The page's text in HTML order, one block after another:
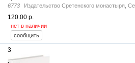
Издательство Сретенского монастыря
6773
120.00 р.
нет в наличии
3